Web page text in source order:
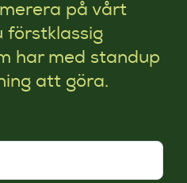
på vårt
förstklassig
har med standup
att göra.